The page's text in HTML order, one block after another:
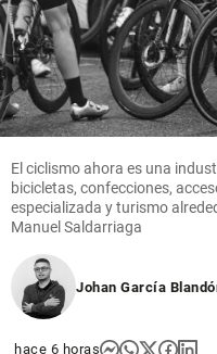
Cita
Textual
share
El ciclismo ahora es una
bicicletas, confecciones,
especializada y turismo
Manuel Saldarriaga
Johan García
hace 6 horas